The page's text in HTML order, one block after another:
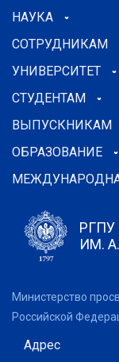
НАУКА
СОТРУДНИКАМ
УНИВЕРСИТЕТ
СТУДЕНТАМ
ВЫПУСКНИКАМ
ОБРАЗОВАНИЕ
РГПУ
ИМ.
Министерство
Российской
Адрес